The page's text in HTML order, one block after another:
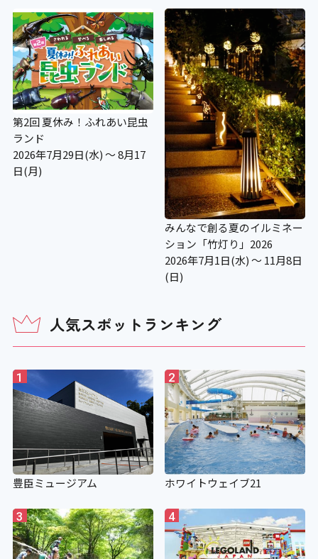
第2回 夏休み！ふれあい昆虫
ランド
2026年7月29日(水) ～ 8月17
日(月)
みんなで創る夏のイルミネー
ション「竹灯り」2026
2026年7月1日(水) ～ 11月8日
(日)
人気スポットランキング
1
豊臣ミュージアム
2
ホワイトウェイブ21
3 4